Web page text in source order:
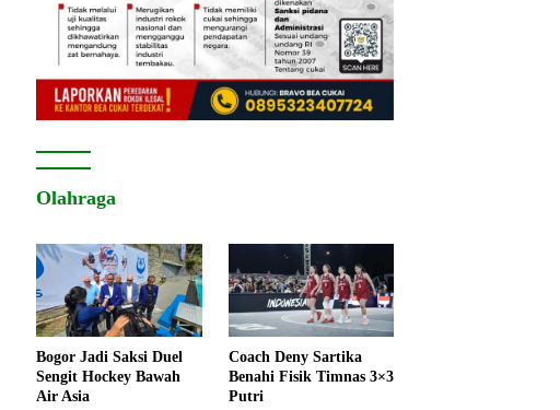
Olahraga
Bogor Jadi Saksi Duel
Sengit Hockey Bawah
Air Asia
Coach Deny Sartika
Benahi Fisik Timnas 3×3
Putri